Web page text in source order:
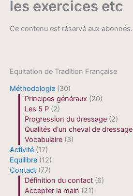
Equitation de Tradition Française
Méthodologie (30)
Principes généraux (20)
Les 5 P (2)
Progression du dressage (2)
Qualités d'un cheval de dressage
Vocabulaire (3)
Activité (17)
Equilibre (12)
Contact (77)
Définition du contact (6)
Accepter la main (21)
les exercices etc
Ce contenu est réservé aux abonnés.